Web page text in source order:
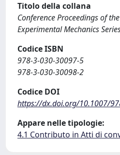
Titolo della collana
Conference Proceedings of
Experimental Mechanics
Codice ISBN
978-3-030-30097-5
978-3-030-30098-2
Codice DOI
https://dx.doi.org/10.1007/
Appare nelle tipologie:
4.1 Contributo in Atti di